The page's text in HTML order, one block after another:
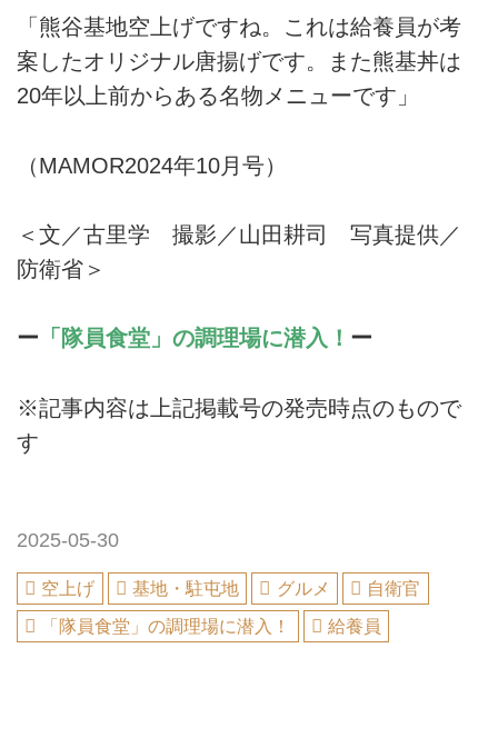
「熊谷基地空上げですね。これは給養員が考
案したオリジナル唐揚げです。また熊基丼は
20年以上前からある名物メニューです」
（MAMOR2024年10月号）
＜文／古里学 撮影／山田耕司 写真提供／
防衛省＞
ー 「隊員食堂」の調理場に潜入！ ー
※記事内容は上記掲載号の発売時点のもので
す
2025-05-30
空上げ 基地・駐屯地 グルメ
自衛官
「隊員食堂」の調理場に潜入！
給養員